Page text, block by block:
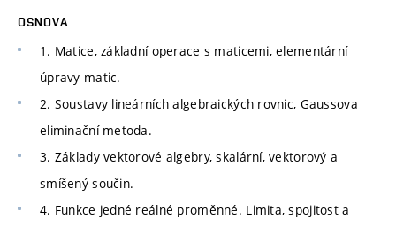
OSNOVA
1. Matice, základní operace s maticemi, elementární
úpravy matic.
2. Soustavy lineárních algebraických rovnic, Gaussova
eliminační metoda.
3. Základy vektorové algebry, skalární, vektorový a
smíšený součin.
4. Funkce jedné reálné proměnné. Limita, spojitost a